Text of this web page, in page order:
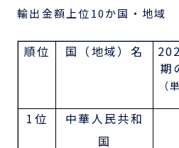
輸出金額上位10か国・地域
順位 国（地域）名
期
（
1位
中華人民共和
国